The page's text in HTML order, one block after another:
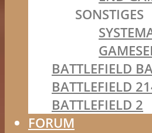
SONSTIGES
BATTLEFIELD
BATTLEFIELD
BATTLEFIELD 2
FORUM